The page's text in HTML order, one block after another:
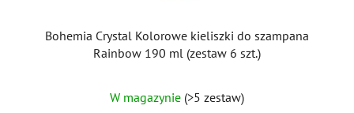
Bohemia Crystal Kolorowe kieliszki do szampana
Rainbow 190 ml (zestaw 6 szt.)
W magazynie (>5 zestaw)